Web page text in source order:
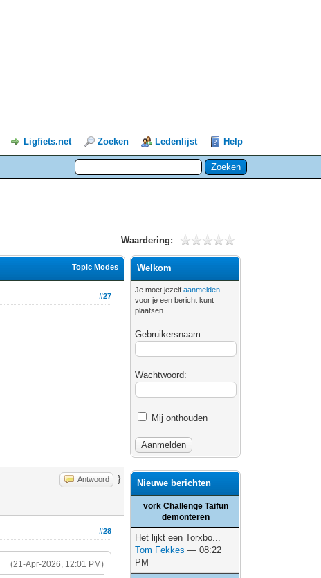
Ligfiets.net Zoeken Ledenlijst Help
Waardering:
Topic Modes
#27
Antwoord }
#28
(21-Apr-2026, 12:01 PM)
Welkom
Je moet jezelfaanmelden
voor je een bericht kunt
plaatsen.
Gebruikersnaam:
Wachtwoord:
Mij onthouden
Nieuwe berichten
vork Challenge Taifun
demonteren
Het lijkt een Torxbo...
Tom Fekkes — 08:22
PM